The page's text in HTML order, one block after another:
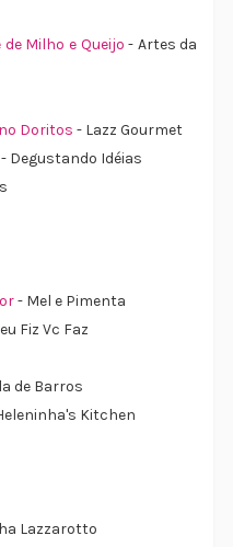
Milho e Queijo - Artes da
Doritos - Lazz Gourmet
- Degustando Idéias
- Mel e Pimenta
Fiz Vc Faz
de Barros
Kitchen
Lazzarotto